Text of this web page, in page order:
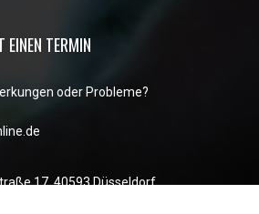
EINEN TERMIN
oder Probleme?
17, 40593 Düsseldorf